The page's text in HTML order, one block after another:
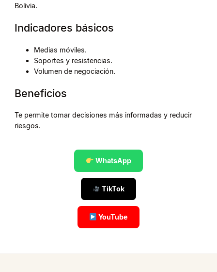
Bolivia.
Indicadores básicos
Medias móviles.
Soportes y resistencias.
Volumen de negociación.
Beneficios
Te permite tomar decisiones más informadas y reducir
riesgos.
WhatsApp
TikTok
YouTube